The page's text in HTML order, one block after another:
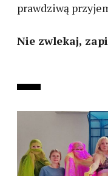
prawdziwą
Nie zwlekaj,